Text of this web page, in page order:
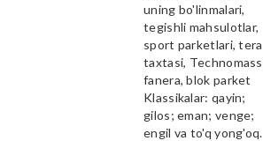
uning bo'linmalari,
tegishli mahsulotlar,
sport parketlari,
taxtasi,
fanera, blok parket
Klassikalar: qayin;
gilos; eman; venge;
engil va to'q yong'oq.